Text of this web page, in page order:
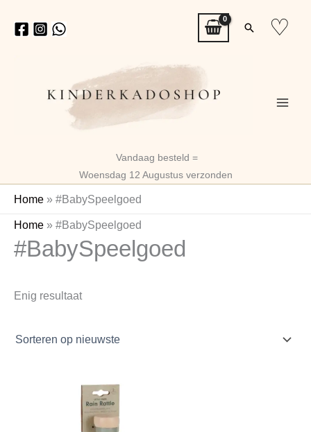
naar
Zoeken
♡
Vandaag besteld =
Woensdag 12 Augustus verzonden
Home » #BabySpeelgoed
Home » #BabySpeelgoed
#BabySpeelgoed
Enig resultaat
Oorspronkelijke
prijs
was:
€9,99.
Huidige
prijs
is: